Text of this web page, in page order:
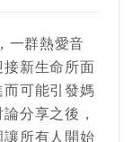
一群熱愛音
新生命所面
可能引發媽
分享之後，
所有人開始